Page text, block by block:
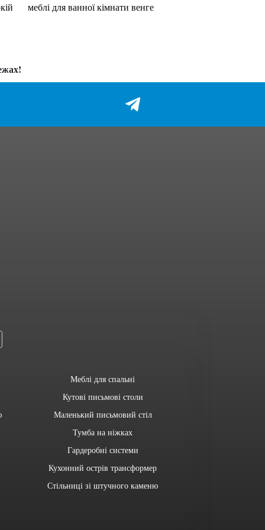
меблі для ванної кімнати венге
Меблі для спальні
Кутові письмові столи
Маленький письмовий стіл
Тумба на ніжках
Гардеробні системи
Кухонний острів трансформер
Стільниці зі штучного каменю